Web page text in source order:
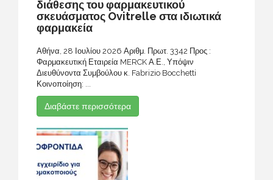
διάθεσης του φαρμακευτικού
σκευάσματος Ovitrelle στα ιδιωτικά
φαρμακεία
Αθήνα, 28 Ιουλίου 2026 Αριθμ. Πρωτ. 3342 Προς :
Φαρμακευτική Εταιρεία MERCK Α.Ε., Υπόψιν
Διευθύνοντα Συμβούλου κ. Fabrizio Bocchetti
Κοινοποίηση: ...
Διαβάστε περισσότερα